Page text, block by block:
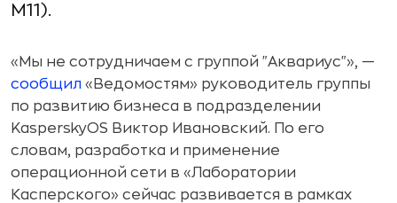
M11).
«Мы не сотрудничаем с группой "Аквариус"», —
сообщил «Ведомостям» руководитель группы
по развитию бизнеса в подразделении
KasperskyOS Виктор Ивановский. По его
словам, разработка и применение
операционной сети в «Лаборатории
Касперского» сейчас развивается в рамках